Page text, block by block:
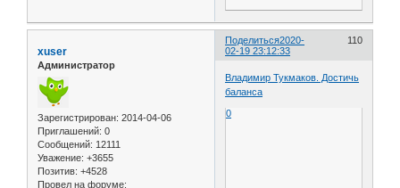
Поделиться 110
2020-
02-19 23:12:33
xuser
Администратор
Зарегистрирован: 2014-04-06
Приглашений: 0
Сообщений: 12111
Уважение: +3655
Позитив: +4528
Провел на форуме:
Владимир Тукмаков. Достичь
баланса
0